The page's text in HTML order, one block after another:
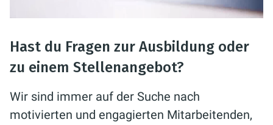
Hast du Fragen zur Ausbildung oder
zu einem Stellenangebot?
Wir sind immer auf der Suche nach
motivierten und engagierten Mitarbeitenden,